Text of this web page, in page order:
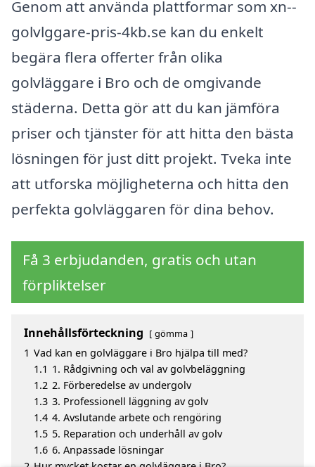
Genom att använda plattformar som xn--
golvlggare-pris-4kb.se kan du enkelt
begära flera offerter från olika
golvläggare i Bro och de omgivande
städerna. Detta gör att du kan jämföra
priser och tjänster för att hitta den bästa
lösningen för just ditt projekt. Tveka inte
att utforska möjligheterna och hitta den
perfekta golvläggaren för dina behov.
Få 3 erbjudanden, gratis och utan
förpliktelser
Innehållsförteckning gömma
1 Vad kan en golvläggare i Bro hjälpa till med?
1.1 1. Rådgivning och val av golvbeläggning
1.2 2. Förberedelse av undergolv
1.3 3. Professionell läggning av golv
1.4 4. Avslutande arbete och rengöring
1.5 5. Reparation och underhåll av golv
1.6 6. Anpassade lösningar